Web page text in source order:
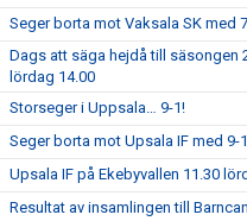
Seger borta mot Vaksala SK med
Dags att säga hejdå till säsongen
lördag 14.00
Storseger i Uppsala… 9-1!
Seger borta mot Upsala IF med 9-1
Upsala IF på Ekebyvallen 11.30
Resultat av insamlingen till